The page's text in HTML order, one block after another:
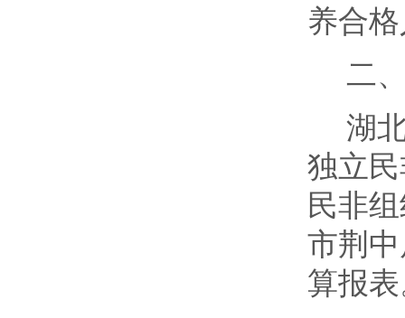
养合
二
湖
独立
民非
市荆
算报